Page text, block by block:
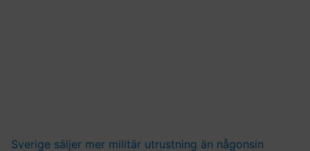
Sverige säljer mer militär utrustning än någonsin